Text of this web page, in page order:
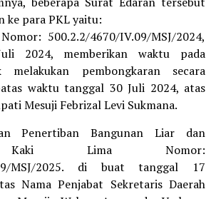
ke para PKL yaitu:
500.2.2/4670/IV.09/MSJ/2024,
2024, memberikan waktu pada
melakukan pembongkaran secara
waktu tanggal 30 Juli 2024, atas
Mesuji Febrizal Levi Sukmana.
Penertiban Bangunan Liar dan
Kaki Lima Nomor:
MSJ/2025. di buat tanggal 17
Nama Penjabat Sekretaris Daerah